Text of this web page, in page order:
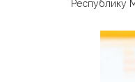
Республику